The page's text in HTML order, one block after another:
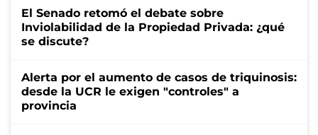
El Senado retomó el debate sobre
Inviolabilidad de la Propiedad Privada: ¿qué
se discute?
Alerta por el aumento de casos de triquinosis:
desde la UCR le exigen "controles" a
provincia